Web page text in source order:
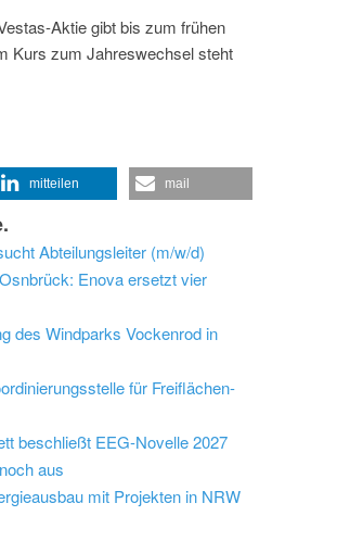
Aktie gibt bis zum frühen
Kurs zum Jahreswechsel steht
mitteilen mail
Abteilungsleiter (m/w/d)
Enova ersetzt vier
des Windparks Vockenrod in
für Freiflächen-
beschließt EEG-Novelle 2027
aus
mit Projekten in NRW